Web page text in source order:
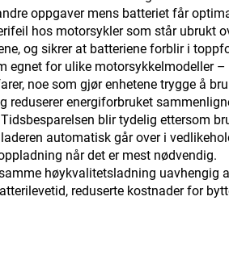
oppgaver mens batteriet får
hos motorsykler som står ubrukt
og sikrer at batteriene forblir i
egnet for ulike motorsykkelmodeller
noe som gjør enhetene trygge å
reduserer energiforbruket
blir tydelig ettersom
automatisk går over i
når det er mest nødvendig.
høykvalitetsladning uavhengig
reduserte kostnader for